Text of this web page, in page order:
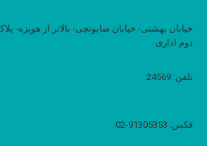
دوم اداری
تلفن: 24569
فکس: 91305353-02